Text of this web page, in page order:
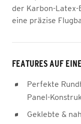
der Karbon-
eine präzise
FEATURES AUF
Perfekte
Panel-
Geklebte &